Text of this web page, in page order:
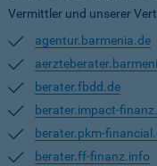
Vermittler und unserer
agentur.barmenia.de
berater.fbdd.de
berater.impact-
berater.pkm-
berater.ff-finanz.info